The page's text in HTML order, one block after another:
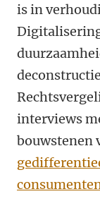
is in
interviews
bouwstenen